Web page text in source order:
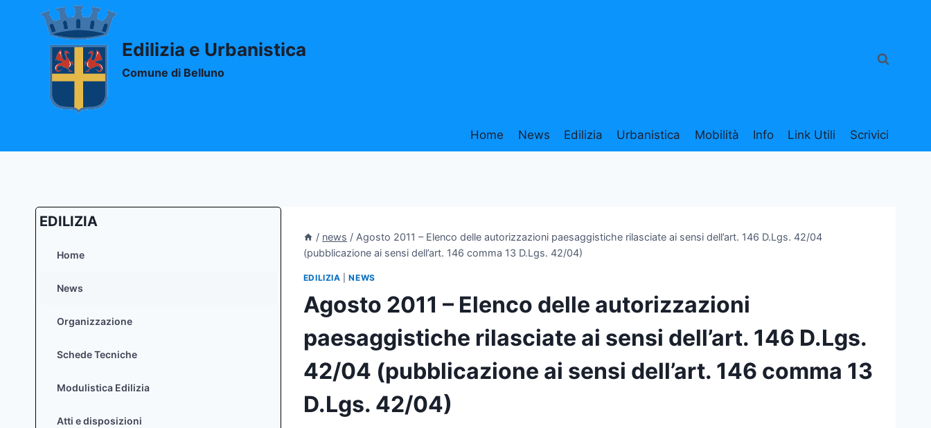
contenuto
Edilizia e Urbanistica
Comune di Belluno
Home News Edilizia Urbanistica Mobilità Info Link Utili Scrivici
/ news / Agosto 2011 – Elenco delle autorizzazioni paesaggistiche rilasciate ai sensi dell’art. 146 D.Lgs. 42/04
(pubblicazione ai sensi dell’art. 146 comma 13 D.Lgs. 42/04)
EDILIZIA |NEWS
Agosto 2011 – Elenco delle autorizzazioni
paesaggistiche rilasciate ai sensi dell’art. 146 D.Lgs.
42/04 (pubblicazione ai sensi dell’art. 146 comma 13
D.Lgs. 42/04)
EDILIZIA
Home
News
Organizzazione
Schede Tecniche
Modulistica Edilizia
Atti e disposizioni